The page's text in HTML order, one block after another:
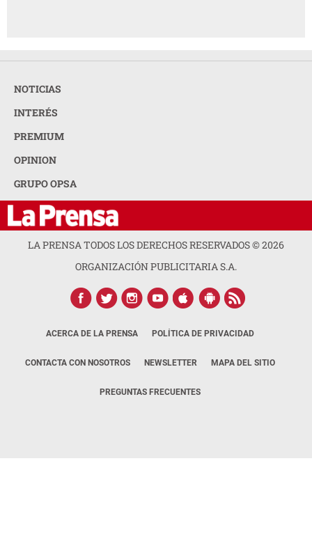
NOTICIAS
INTERÉS
PREMIUM
OPINION
GRUPO OPSA
LA PRENSA TODOS LOS DERECHOS RESERVADOS ©2026
ORGANIZACIÓN PUBLICITARIA S.A.
ACERCA DE LA PRENSA POLÍTICA DE PRIVACIDAD
CONTACTA CON NOSOTROS NEWSLETTER MAPA DEL SITIO
PREGUNTAS FRECUENTES